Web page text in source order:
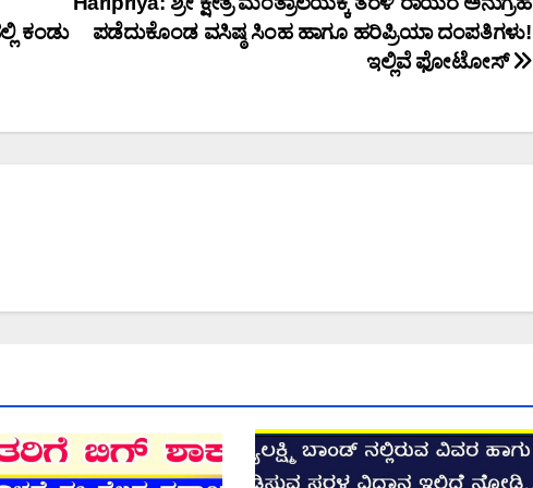
ಪಡೆದುಕೊಂಡ ವಸಿಷ್ಠ ಸಿಂಹ ಹಾಗೂ ಹರಿಪ್ರಿಯಾ ದಂಪತಿಗಳು!
ಇಲ್ಲಿವೆ ಫೋಟೋಸ್
ಕಂಡು